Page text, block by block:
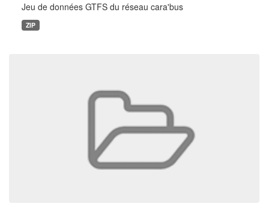
Jeu de données GTFS du réseau cara'bus
ZIP